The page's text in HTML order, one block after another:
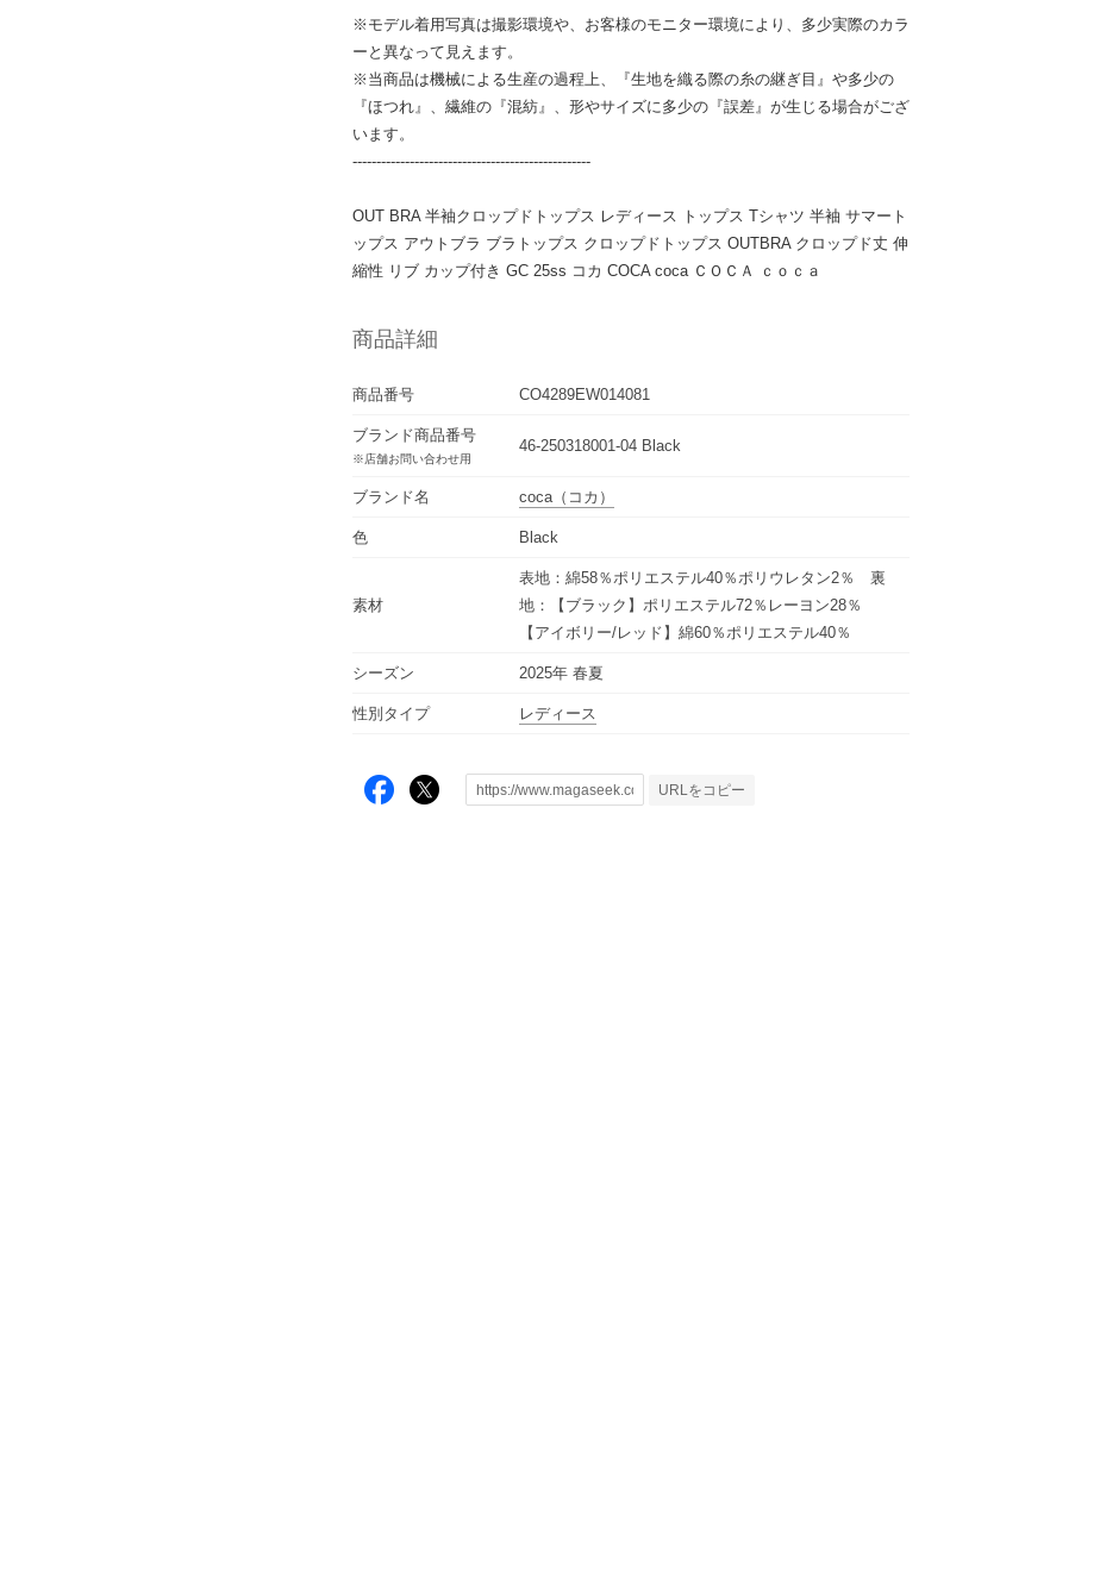
※モデル着用写真は撮影環境や、お客様のモニター環境により、多少実際のカラ
ーと異なって見えます。
※当商品は機械による生産の過程上、『生地を織る際の糸の継ぎ目』や多少の
『ほつれ』、繊維の『混紡』、形やサイズに多少の『誤差』が生じる場合がござ
います。
--------------------------------------------------
OUT BRA 半袖クロップドトップス レディース トップス Tシャツ 半袖 サマート
ップス アウトブラ ブラトップス クロップドトップス OUTBRA クロップド丈 伸
縮性 リブ カップ付き GC 25ss コカ COCA coca ＣＯＣＡ ｃｏｃａ
商品詳細
商品番号 CO4289EW014081
ブランド商品番号
※店舗お問い合わせ用
46-250318001-04 Black
ブランド名 coca （コカ）
色 Black
素材
表地：綿58％ポリエステル40％ポリウレタン2％ 裏
地：【ブラック】ポリエステル72％レーヨン28％
【アイボリー/レッド】綿60％ポリエステル40％
シーズン 2025年 春夏
性別タイプ レディース
URLをコピー